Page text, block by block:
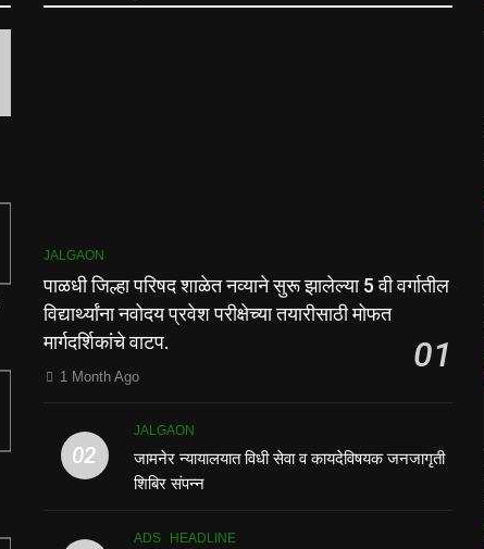
JALGAON
पाळधी जिल्हा परिषद शाळेत नव्याने सुरू झालेल्या 5 वी वर्गातील
विद्यार्थ्यांना नवोदय प्रवेश परीक्षेच्या तयारीसाठी मोफत
मार्गदर्शिकांचे वाटप.
01
1 Month Ago
02
JALGAON
जामनेर न्यायालयात विधी सेवा व कायदेविषयक जनजागृती
शिबिर संपन्न
ADS HEADLINE